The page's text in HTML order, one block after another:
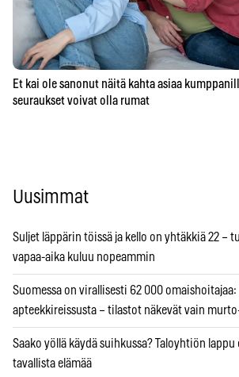
Et kai ole sanonut näitä kahta asiaa
seuraukset voivat olla rumat
Uusimmat
Suljet läppärin töissä ja kello on yhtäkkiä 22 –
vapaa-aika kuluu nopeammin
Suomessa on virallisesti 62 000
apteekkireissusta – tilastot näkevät vain
Saako yöllä käydä suihkussa? Taloyhtiön
tavallista elämää